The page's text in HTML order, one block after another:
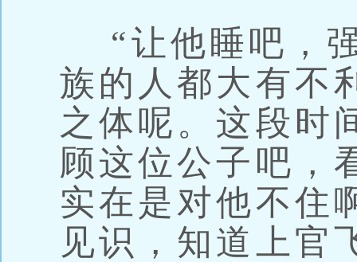
“让他睡吧，
族的人都大有不
之体呢。这段时
顾这位公子吧，
实在是对他不住
见识，知道上官